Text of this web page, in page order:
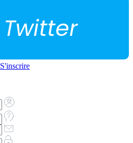
Twitter
S'inscrire